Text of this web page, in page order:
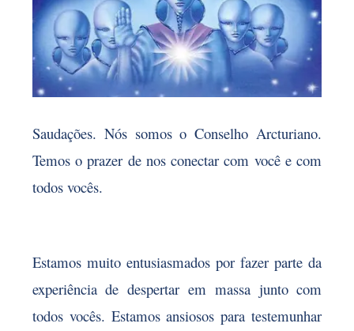
Saudações. Nós somos o Conselho Arcturiano.
Temos o prazer de nos conectar com você e com
todos vocês.
Estamos muito entusiasmados por fazer parte da
experiência de despertar em massa junto com
todos vocês. Estamos ansiosos para testemunhar